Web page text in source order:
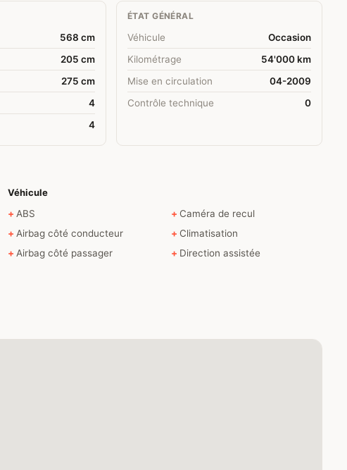
568 cm
205 cm
275 cm
4
4
ÉTAT GÉNÉRAL
Véhicule
Occasion
Kilométrage
54'000 km
Mise en circulation
04-2009
Contrôle technique
0
Véhicule
ABS
Airbag côté conducteur
Airbag côté passager
Caméra de recul
Climatisation
Direction assistée